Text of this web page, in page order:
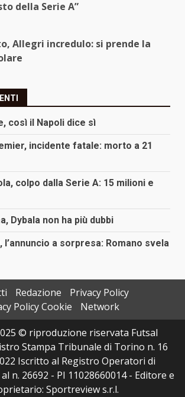
della Serie A”
Allegri incredulo: si prende la
così il Napoli dice sì
incidente fatale: morto a 21
colpo dalla Serie A: 15 milioni e
Dybala non ha più dubbi
l’annuncio a sorpresa: Romano svela
Redazione
Privacy Policy
Policy Cookie
Network
© riproduzione riservata Futsal
Stampa Tribunale di Torino n. 16
Iscritto al Registro Operatori di
n. 26692 - PI 11028660014 - Editore e
Sportreview s.r.l.